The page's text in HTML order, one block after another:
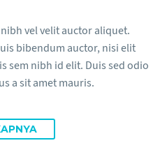
vel velit auctor aliquet.
bibendum auctor, nisi elit
sem nibh id elit. Duis sed odio
a sit amet mauris.